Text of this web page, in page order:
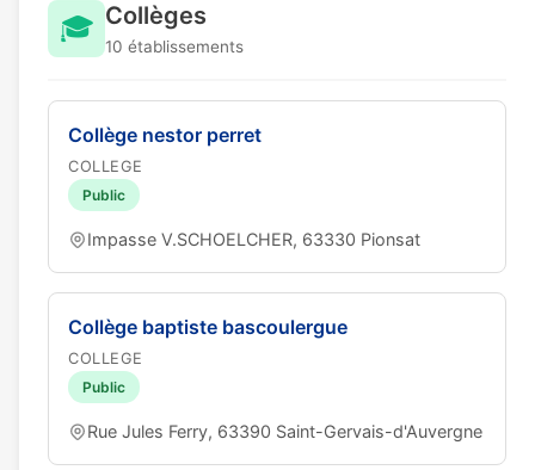
🎓 Collèges
10 établissements
Collège nestor perret
COLLEGE
Public
Impasse V.SCHOELCHER, 63330 Pionsat
Collège baptiste bascoulergue
COLLEGE
Public
Rue Jules Ferry, 63390 Saint-Gervais-d'Auvergne